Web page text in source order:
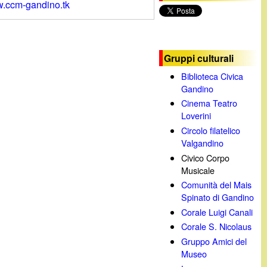
c
gandino.tk
Gruppi culturali
Biblioteca Civica
Gandino
Cinema Teatro
Loverini
Circolo filatelico
Valgandino
Civico Corpo
Musicale
Comunità del Mais
Spinato di Gandino
Corale Luigi Canali
Corale S. Nicolaus
Gruppo Amici del
Museo